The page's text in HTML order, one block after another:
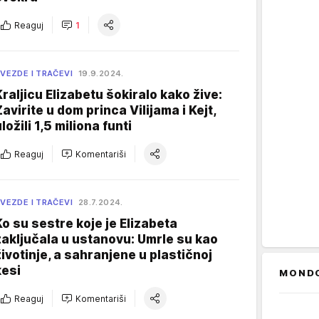
Reaguj 1
I TRAČEVI 19.9.2024.
Elizabetu šokiralo kako žive:
u dom princa Vilijama i Kejt,
1,5 miliona funti
Reaguj Komentariši
I TRAČEVI 28.7.2024.
su sestre koje je Elizabeta
u ustanovu: Umrle su kao
a sahranjene u plastičnoj
Reaguj Komentariši